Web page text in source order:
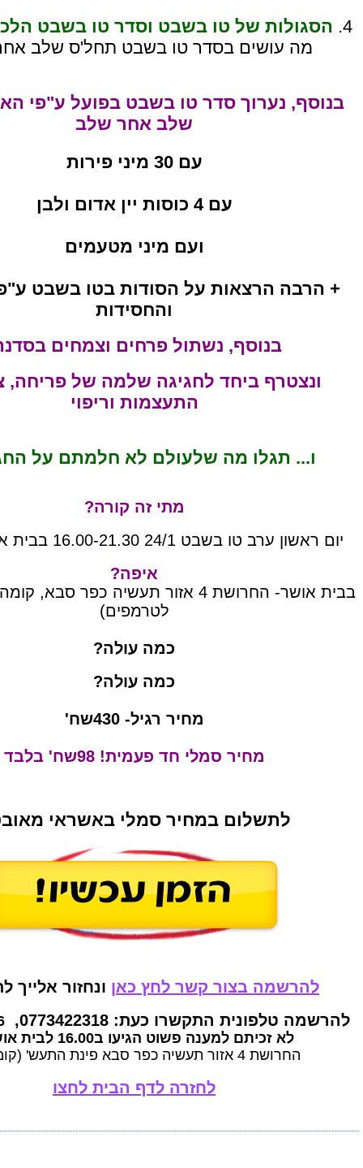
4. הסגולות של טו בשבט וסדר טו בשבט
מה עושים בסדר טו בשבט תחל'ס שלב
בנוסף, נערוך סדר טו בשבט בפועל ע"פי
שלב אחר שלב
עם 30 מיני פירות
עם 4 כוסות יין אדום ולבן
ועם מיני מטעמים
+ הרבה הרצאות על הסודות בטו בשבט
והחסידות
בנוסף, נשתול פרחים וצמחים
ונצטרף ביחד לחגיגה שלמה של פריחה,
התעצמות וריפוי
ו... תגלו מה שלעולם לא חלמתם על
מתי זה קורה?
יום ראשון ערב טו בשבט 24/1 16.00-21.30 בבית אושר החדש
איפה?
בבית אושר- החרושת 4 אזור תעשיה כפר
לטרמפים)
כמה עולה?
כמה עולה?
מחיר רגיל- 430שח'
מחיר סמלי חד פעמית! 98שח' בלבד
לתשלום במחיר סמלי באשראי
להרשמה בצור קשר לחץ כאן ונחזור אלייך
להרשמה טלפונית התקשרו כעת: 0773422318,
לא זכיתם למענה פשוט הגיעו ב16.00 לבית אושר:
החרושת 4 אזור תעשיה כפר סבא פינת התעש' (קומה 1)
לחזרה לדף הבית לחצו